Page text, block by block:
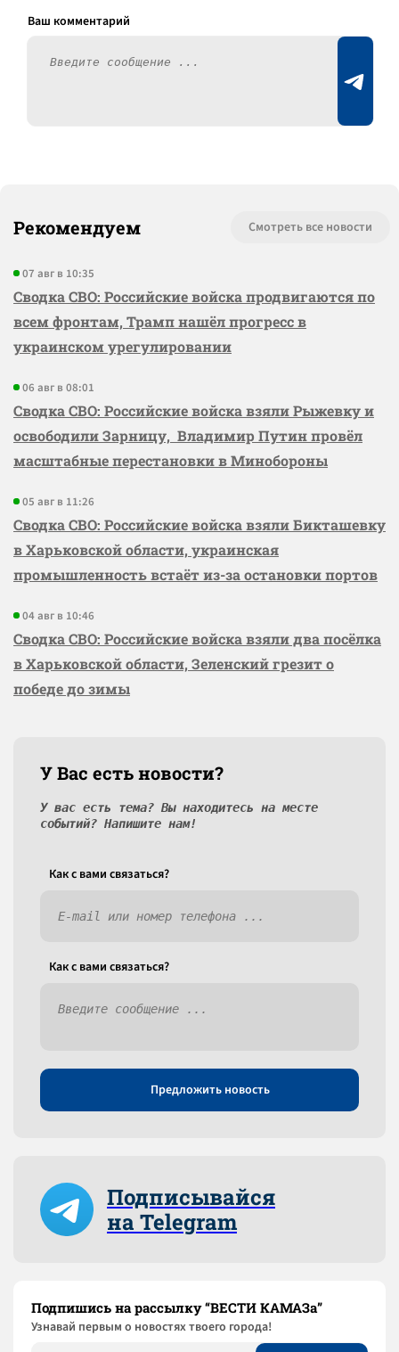
Рекомендуем Смотреть все новости
07 авг в 10:35
Сводка СВО: Российские войска продвигаются по
всем фронтам, Трамп нашёл прогресс в
украинском урегулировании
06 авг в 08:01
Сводка СВО: Российские войска взяли Рыжевку и
освободили Зарницу, Владимир Путин провёл
масштабные перестановки в Минобороны
05 авг в 11:26
Сводка СВО: Российские войска взяли Бикташевку
в Харьковской области, украинская
промышленность встаёт из-за остановки портов
04 авг в 10:46
Сводка СВО: Российские войска взяли два посёлка
в Харьковской области, Зеленский грезит о
победе до зимы
У Вас есть новости?
У вас есть тема? Вы находитесь на месте
событий? Напишите нам!
Как c вами связаться?
Как c вами связаться?
Предложить новость
Подписывайся
на Telegram
Подпишись на рассылку “ВЕСТИ КАМАЗа”
Узнaвай первым о новостях твоего города!